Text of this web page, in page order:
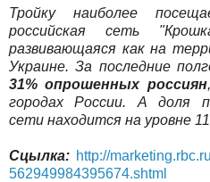
Тройку наиболее
российская сеть
развивающаяся как на
Украине. За последние
31% опрошенных россиян
городах России. А доля
сети находится на уровне
Сцылка: http://
562949984395674.shtml